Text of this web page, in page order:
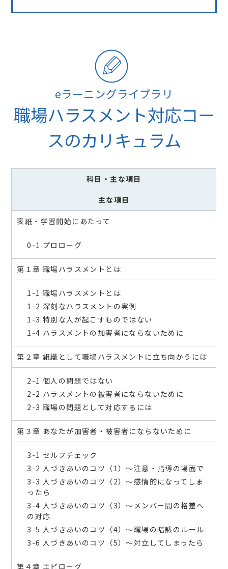
eラーニングライブラリ
職場ハラスメント対応コー
スのカリキュラム
科目 ・主な項目
主な項目
表紙・学習開始にあたって
0-1 プロローグ
第１章 職場ハラスメントとは
1-1 職場ハラスメントとは
1-2 深刻なハラスメントの実例
1-3 特別な人が起こすものではない
1-4 ハラスメントの加害者にならないために
第２章 組織として職場ハラスメントに立ち向かうには
2-1 個人の問題ではない
2-2 ハラスメントの被害者にならないために
2-3 職場の問題として対応するには
第３章 あなたが加害者・被害者にならないために
3-1 セルフチェック
3-2 人づきあいのコツ（1）～注意・指導の場面で
3-3 人づきあいのコツ（2）～感情的になってしま
ったら
3-4 人づきあいのコツ（3）～メンバー間の格差へ
の対応
3-5 人づきあいのコツ（4）～職場の暗黙のルール
3-6 人づきあいのコツ（5）～対立してしまったら
第４章 エピローグ